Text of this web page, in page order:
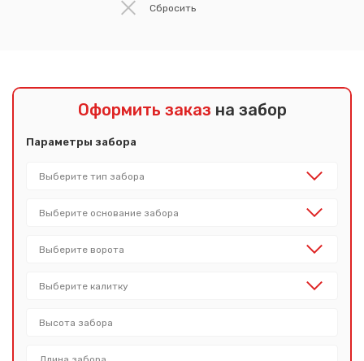
Оформить заказ на забор
Параметры забора